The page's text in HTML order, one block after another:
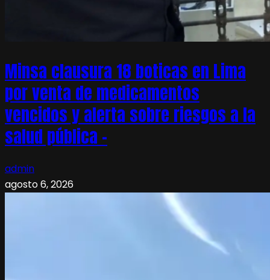
Minsa clausura 18 boticas en Lima
por venta de medicamentos
vencidos y alerta sobre riesgos a la
salud pública –
admin
agosto 6, 2026